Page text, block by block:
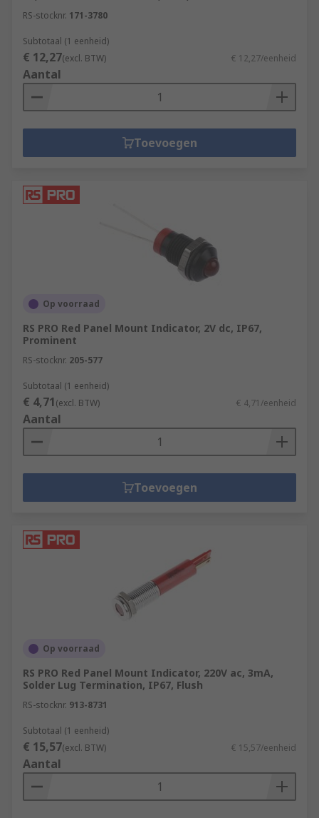
RS-stocknr. 171-3780
Subtotaal (1 eenheid)
€ 12,27(excl. BTW) € 12,27/eenheid
Aantal
Toevoegen
Op voorraad
RS PRO Red Panel Mount Indicator, 2V dc, IP67,
Prominent
RS-stocknr. 205-577
Subtotaal (1 eenheid)
€ 4,71(excl. BTW) € 4,71/eenheid
Aantal
Toevoegen
Op voorraad
RS PRO Red Panel Mount Indicator, 220V ac, 3mA,
Solder Lug Termination, IP67, Flush
RS-stocknr. 913-8731
Subtotaal (1 eenheid)
€ 15,57(excl. BTW) € 15,57/eenheid
Aantal